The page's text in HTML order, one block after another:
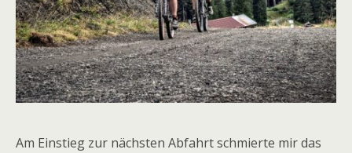
Am Einstieg zur nächsten Abfahrt schmierte mir das